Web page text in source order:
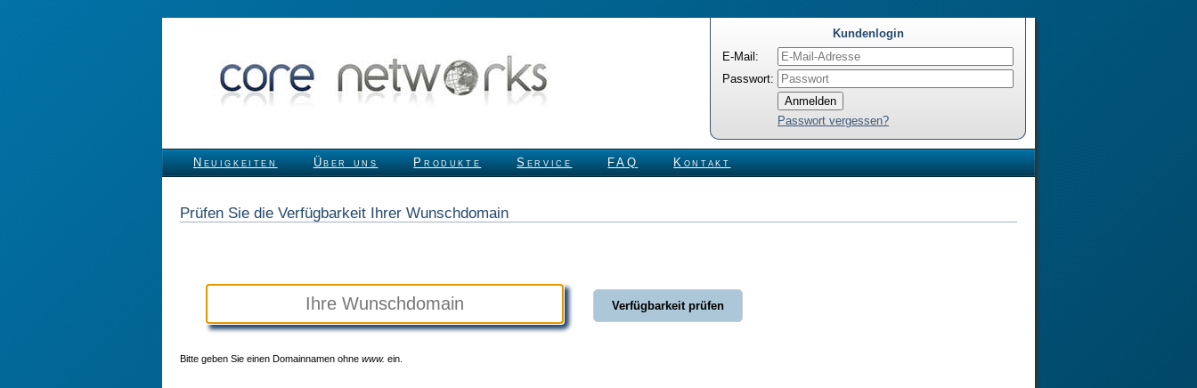
Kundenlogin
E-Mail:
Passwort:
Passwort vergessen?
Neuigkeiten Über uns Produkte Service FAQ Kontakt
Prüfen Sie die Verfügbarkeit Ihrer Wunschdomain
Bitte geben Sie einen Domainnamen ohne www. ein.